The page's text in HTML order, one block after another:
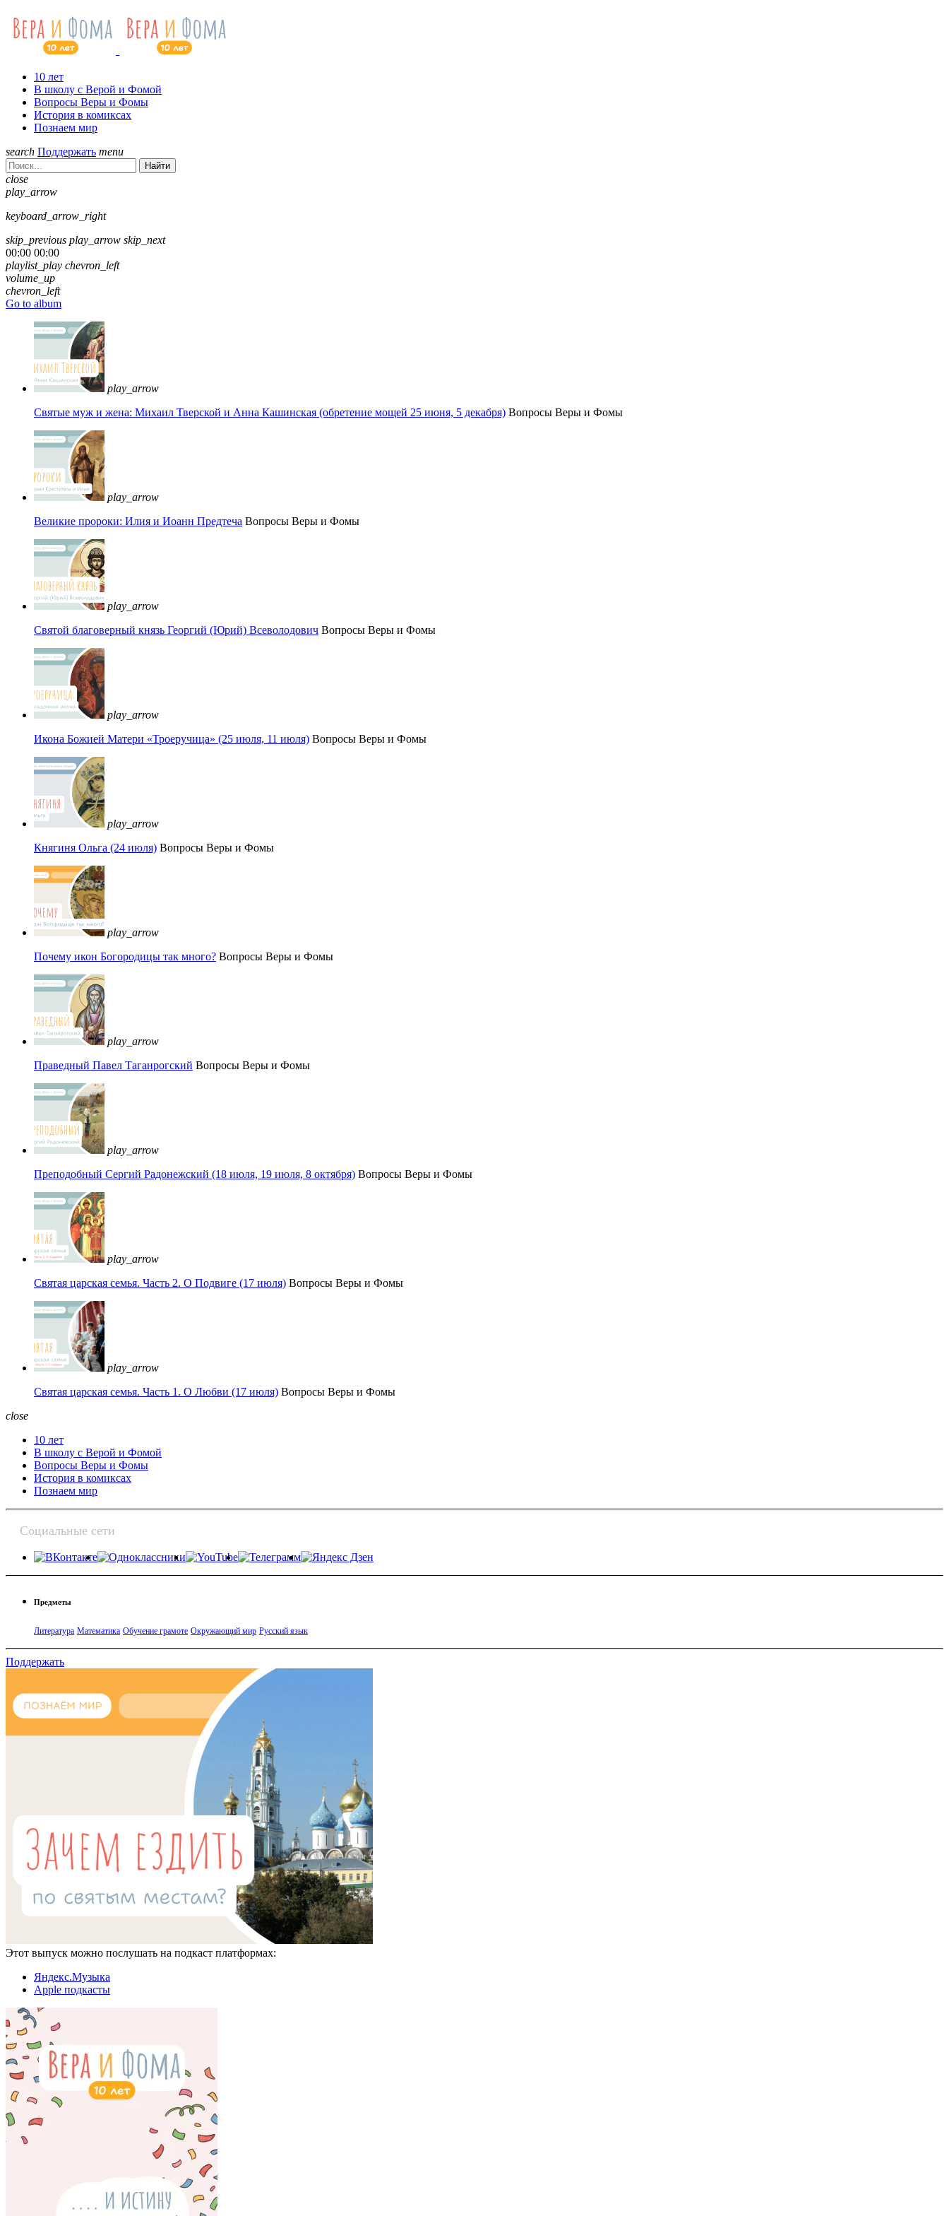
10 лет
В школу с Верой и Фомой
Вопросы Веры и Фомы
История в комиксах
Познаем мир
search Поддержать menu
Найти
close
play_arrow
keyboard_arrow_right
skip_previous play_arrow skip_next
00:00 00:00
playlist_play chevron_left
volume_up
chevron_left
Go to album
play_arrow
Святые муж и жена: Михаил Тверской и Анна Кашинская (обретение мощей 25 июня, 5 декабря) Вопросы Веры и Фомы
play_arrow
Великие пророки: Илия и Иоанн Предтеча Вопросы Веры и Фомы
play_arrow
Святой благоверный князь Георгий (Юрий) Всеволодович Вопросы Веры и Фомы
play_arrow
Икона Божией Матери «Троеручица» (25 июля, 11 июля) Вопросы Веры и Фомы
play_arrow
Княгиня Ольга (24 июля) Вопросы Веры и Фомы
play_arrow
Почему икон Богородицы так много? Вопросы Веры и Фомы
play_arrow
Праведный Павел Таганрогский Вопросы Веры и Фомы
play_arrow
Преподобный Сергий Радонежский (18 июля, 19 июля, 8 октября) Вопросы Веры и Фомы
play_arrow
Святая царская семья. Часть 2. О Подвиге (17 июля) Вопросы Веры и Фомы
play_arrow
Святая царская семья. Часть 1. О Любви (17 июля) Вопросы Веры и Фомы
close
10 лет
В школу с Верой и Фомой
Вопросы Веры и Фомы
История в комиксах
Познаем мир
Социальные сети
Предметы
Литература Математика Обучение грамоте Окружающий мир Русский язык
Поддержать
Этот выпуск можно послушать на подкаст платформах:
Яндекс.Музыка
Apple подкасты